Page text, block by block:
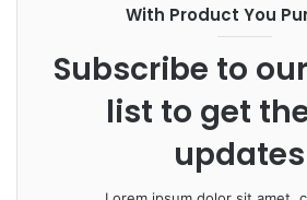
t
e
With Product You
Subscribe to
list to get